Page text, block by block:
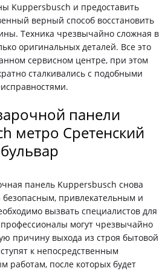
Kuppersbusch и предоставить
верный способ восстановить
Техника чрезвычайно сложная в
оригинальных деталей. Все это
сервисном центре, при этом
сталкивались с подобными
панели
метро Сретенский
бульвар
панель Kuppersbusch снова
безопасным, привлекательным и
вызвать специалистов для
могут чрезвычайно
причину выхода из строя бытовой
к непосредственным
работам, после которых будет